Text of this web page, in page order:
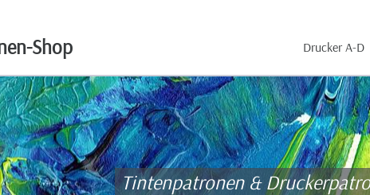
Shop Drucker A-D
Tintenpatronen &